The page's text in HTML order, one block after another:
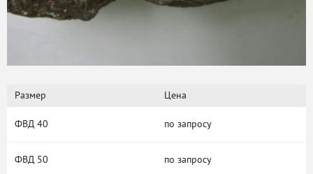
Размер Цена
ФВД 40 по запросу
ФВД 50 по запросу